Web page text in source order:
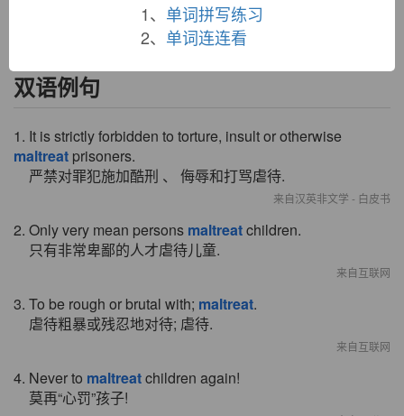
双语例句
1. It is strictly forbidden to torture, insult or otherwise
maltreat prisoners.
严禁对罪犯施加酷刑 、 侮辱和打骂虐待.
来自汉英非文学 - 白皮书
2. Only very mean persons maltreatchildren.
只有非常卑鄙的人才虐待儿童.
来自互联网
3. To be rough or brutal with; maltreat.
虐待粗暴或残忍地对待; 虐待.
来自互联网
4. Never to maltreatchildren again!
莫再“心罚”孩子!
1、 单词拼写练习
2、 单词连连看